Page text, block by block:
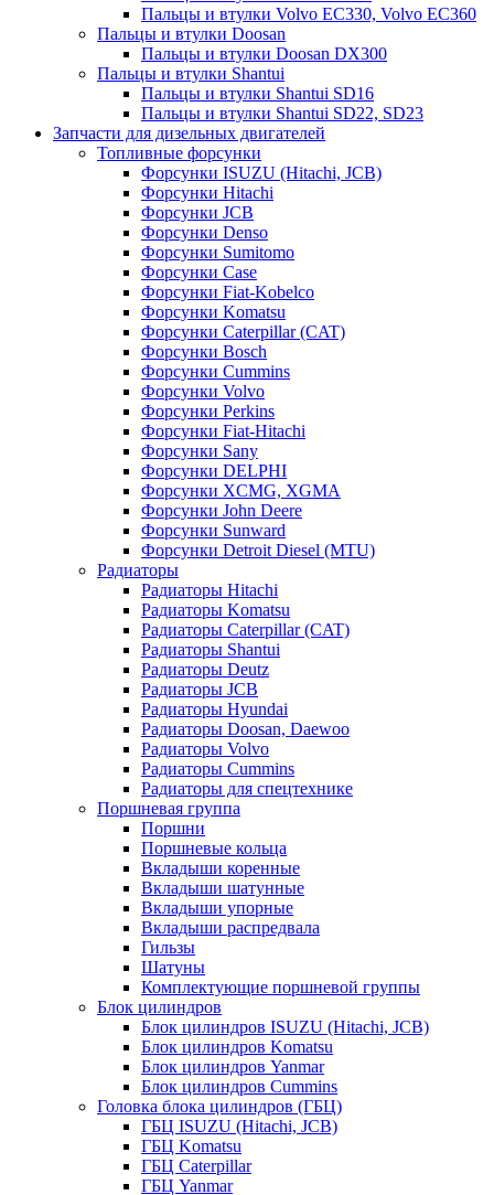
Пальцы и втулки Volvo EC330, Volvo EC360
Пальцы и втулки Doosan
Пальцы и втулки Doosan DX300
Пальцы и втулки Shantui
Пальцы и втулки Shantui SD16
Пальцы и втулки Shantui SD22, SD23
Запчасти для дизельных двигателей
Топливные форсунки
Форсунки ISUZU (Hitachi, JCB)
Форсунки Hitachi
Форсунки JCB
Форсунки Denso
Форсунки Sumitomo
Форсунки Case
Форсунки Fiat-Kobelco
Форсунки Komatsu
Форсунки Caterpillar (CAT)
Форсунки Bosch
Форсунки Cummins
Форсунки Volvo
Форсунки Perkins
Форсунки Fiat-Hitachi
Форсунки Sany
Форсунки DELPHI
Форсунки XCMG, XGMA
Форсунки John Deere
Форсунки Sunward
Форсунки Detroit Diesel (MTU)
Радиаторы
Радиаторы Hitachi
Радиаторы Komatsu
Радиаторы Caterpillar (CAT)
Радиаторы Shantui
Радиаторы Deutz
Радиаторы JCB
Радиаторы Hyundai
Радиаторы Doosan, Daewoo
Радиаторы Volvo
Радиаторы Cummins
Радиаторы для спецтехнике
Поршневая группа
Поршни
Поршневые кольца
Вкладыши коренные
Вкладыши шатунные
Вкладыши упорные
Вкладыши распредвала
Гильзы
Шатуны
Комплектующие поршневой группы
Блок цилиндров
Блок цилиндров ISUZU (Hitachi, JCB)
Блок цилиндров Komatsu
Блок цилиндров Yanmar
Блок цилиндров Cummins
Головка блока цилиндров (ГБЦ)
ГБЦ ISUZU (Hitachi, JCB)
ГБЦ Komatsu
ГБЦ Caterpillar
ГБЦ Yanmar